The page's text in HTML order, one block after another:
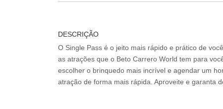
DESCRIÇÃO
O Single Pass é o jeito mais rápido e prático de
as atrações que o Beto Carrero World tem para
escolher o brinquedo mais incrível e agendar um
atração de forma mais rápida. Aproveite e garanta